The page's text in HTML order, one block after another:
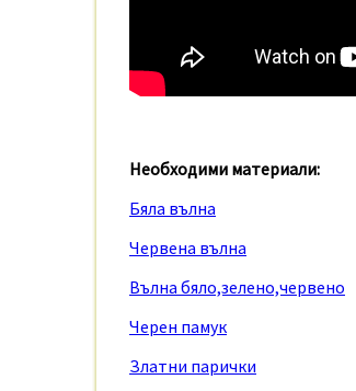
Необходими материали:
Бяла вълна
Червена вълна
Вълна бяло,зелено,червено
Черен памук
Златни парички